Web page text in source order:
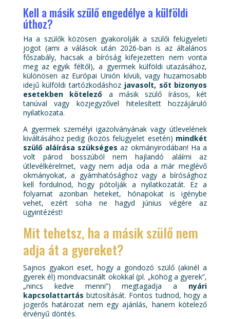
Kell a másik szülő engedélye a külföldi
úthoz?
Ha a szülők közösen gyakorolják a szülői felügyeleti
jogot (ami a válások után 2026-ban is az általános
főszabály, hacsak a bíróság kifejezetten nem vonta
meg az egyik féltől), a gyermek külföldi utazásához,
különösen az Európai Unión kívüli, vagy huzamosabb
idejű külföldi tartózkodáshoz javasolt, sőt bizonyos
esetekben kötelező a másik szülő írásos, két
tanúval vagy közjegyzővel hitelesített hozzájáruló
nyilatkozata.
A gyermek személyi igazolványának vagy útlevelének
kiváltásához pedig (közös felügyelet esetén) mindkét
szülő aláírása szükséges az okmányirodában! Ha a
volt párod bosszúból nem hajlandó aláírni az
útlevélkérelmet, vagy nem adja oda a már meglévő
okmányokat, a gyámhatósághoz vagy a bírósághoz
kell fordulnod, hogy pótolják a nyilatkozatát. Ez a
folyamat azonban heteket, hónapokat is igénybe
vehet, ezért soha ne hagyd június végére az
ügyintézést!
Mit tehetsz, ha a másik szülő nem
adja át a gyereket?
Sajnos gyakori eset, hogy a gondozó szülő (akinél a
gyerek él) mondvacsinált okokkal (pl. „köhög a gyerek”,
„nincs kedve menni”) megtagadja a nyári
kapcsolattartás biztosítását. Fontos tudnod, hogy a
jogerős határozat nem egy ajánlás, hanem kötelező
érvényű döntés.